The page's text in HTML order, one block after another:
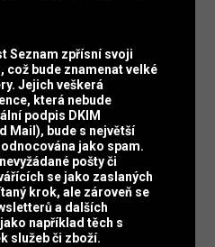
Seznam zpřísní svoji
bude znamenat velké
Jejich veškerá
která nebude
podpis DKIM
Mail), bude s největší
jako spam.
pošty či
se jako zaslaných
krok, ale zároveň se
a dalších
například těch s
služeb či zboží.